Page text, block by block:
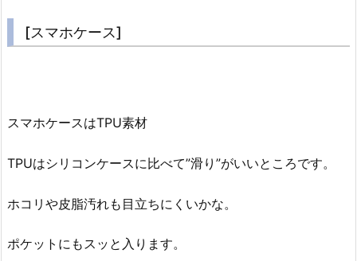
[スマホケース]
スマホケースはTPU素材
TPUはシリコンケースに比べて”滑り”がいいところです。
ホコリや皮脂汚れも目立ちにくいかな。
ポケットにもスッと入ります。